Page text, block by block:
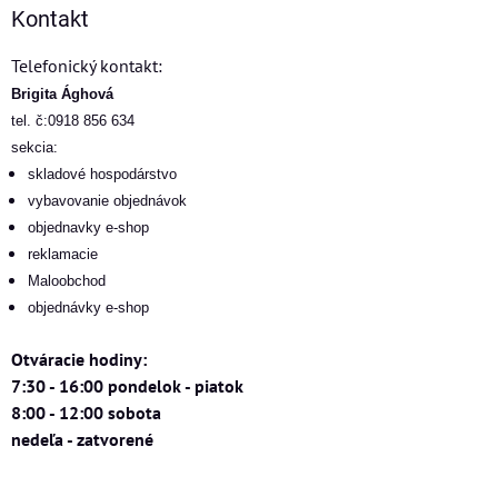
Kontakt
Telefonický kontakt:
Brigita Ághová
tel. č:0918 856 634
sekcia:
skladové hospodárstvo
vybavovanie objednávok
objednavky e-shop
reklamacie
Maloobchod
objednávky e-shop
Otváracie hodiny:
7:30 - 16:00 pondelok - piatok
8:00 - 12:00 sobota
nedeľa - zatvorené